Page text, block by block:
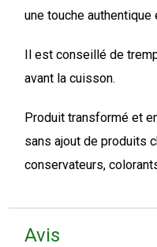
une touche
Il est conseillé de
avant la cuisson.
Produit transformé et
sans ajout de produits
conservateurs,
Avis